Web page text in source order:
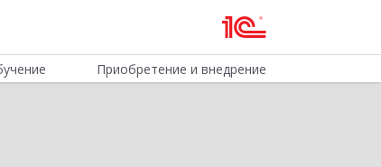
Приобретение и внедрение